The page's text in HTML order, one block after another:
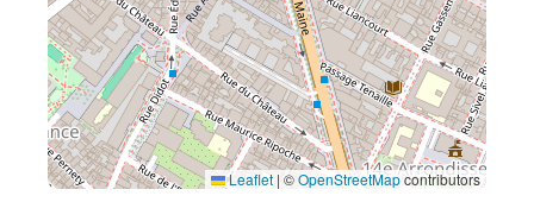
Leaflet | ©OpenStreetMapcontributors